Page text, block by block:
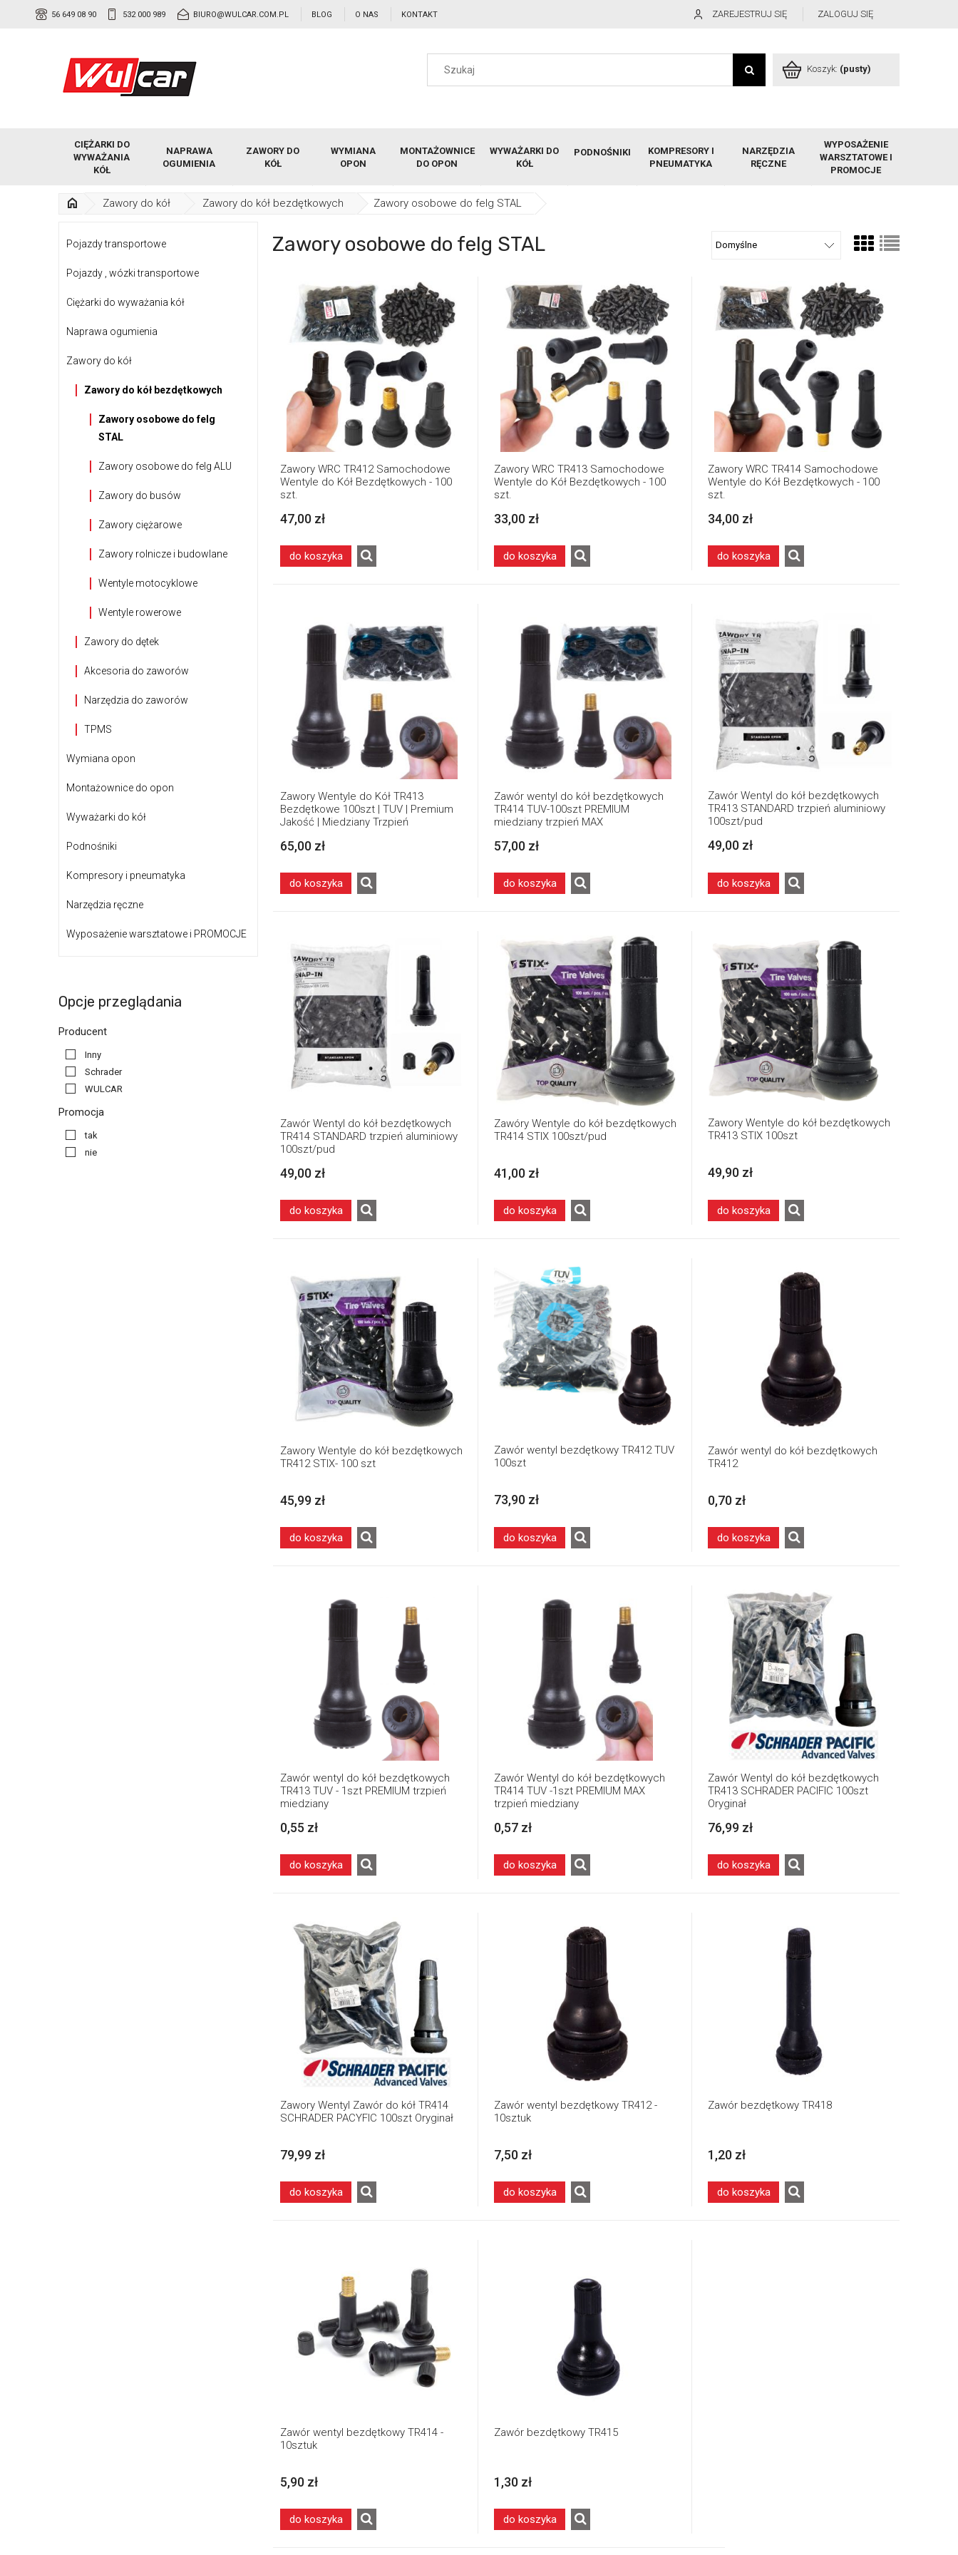
56 649 08 90 532 000 989 BIURO@WULCAR.COM.PL BLOG O NAS KONTAKT ZAREJESTRUJ SIĘ ZALOGUJ SIĘ
Koszyk: (pusty)
CIĘŻARKI DO
WYWAŻANIA
KÓŁ
NAPRAWA
OGUMIENIA
ZAWORY DO
KÓŁ
WYMIANA
OPON
MONTAŻOWNICE
DO OPON
WYWAŻARKI DO
KÓŁ
PODNOŚNIKI
KOMPRESORY I
PNEUMATYKA
NARZĘDZIA
RĘCZNE
WYPOSAŻENIE
WARSZTATOWE I
PROMOCJE
Zawory do kół Zawory do kół bezdętkowych Zawory osobowe do felg STAL
Pojazdy transportowe
Pojazdy , wózki transportowe
Ciężarki do wyważania kół
Naprawa ogumienia
Zawory do kół
Zawory do kół bezdętkowych
Zawory osobowe do felg
STAL
Zawory osobowe do felg ALU
Zawory do busów
Zawory ciężarowe
Zawory rolnicze i budowlane
Wentyle motocyklowe
Wentyle rowerowe
Zawory do dętek
Akcesoria do zaworów
Narzędzia do zaworów
TPMS
Wymiana opon
Montażownice do opon
Wyważarki do kół
Podnośniki
Kompresory i pneumatyka
Narzędzia ręczne
Wyposażenie warsztatowe i PROMOCJE
Opcje przeglądania
Producent
Inny
Schrader
WULCAR
Promocja
tak
nie
Zawory osobowe do felg STAL
Zawory WRC TR412 Samochodowe
Wentyle do Kół Bezdętkowych - 100
szt.
47,00 zł
do koszyka
Zawory WRC TR413 Samochodowe
Wentyle do Kół Bezdętkowych - 100
szt.
33,00 zł
do koszyka
Zawory WRC TR414 Samochodowe
Wentyle do Kół Bezdętkowych - 100
szt.
34,00 zł
do koszyka
Zawory Wentyle do Kół TR413
Bezdętkowe 100szt | TUV | Premium
Jakość | Miedziany Trzpień
65,00 zł
do koszyka
Zawór wentyl do kół bezdętkowych
TR414 TUV-100szt PREMIUM
miedziany trzpień MAX
57,00 zł
do koszyka
Zawór Wentyl do kół bezdętkowych
TR413 STANDARD trzpień aluminiowy
100szt/pud
49,00 zł
do koszyka
Zawór Wentyl do kół bezdętkowych
TR414 STANDARD trzpień aluminiowy
100szt/pud
49,00 zł
do koszyka
Zawóry Wentyle do kół bezdętkowych
TR414 STIX 100szt/pud
41,00 zł
do koszyka
Zawory Wentyle do kół bezdętkowych
TR413 STIX 100szt
49,90 zł
do koszyka
Zawory Wentyle do kół bezdętkowych
TR412 STIX- 100 szt
45,99 zł
do koszyka
Zawór wentyl bezdętkowy TR412 TUV
100szt
73,90 zł
do koszyka
Zawór wentyl do kół bezdętkowych
TR412
0,70 zł
do koszyka
Zawór wentyl do kół bezdętkowych
TR413 TUV - 1szt PREMIUM trzpień
miedziany
0,55 zł
do koszyka
Zawór Wentyl do kół bezdętkowych
TR414 TUV -1szt PREMIUM MAX
trzpień miedziany
0,57 zł
do koszyka
Zawór Wentyl do kół bezdętkowych
TR413 SCHRADER PACIFIC 100szt
Oryginał
76,99 zł
do koszyka
Zawory Wentyl Zawór do kół TR414
SCHRADER PACYFIC 100szt Oryginał
79,99 zł
do koszyka
Zawór wentyl bezdętkowy TR412 -
10sztuk
7,50 zł
do koszyka
Zawór bezdętkowy TR418
1,20 zł
do koszyka
Zawór wentyl bezdętkowy TR414 -
10sztuk
5,90 zł
do koszyka
Zawór bezdętkowy TR415
1,30 zł
do koszyka